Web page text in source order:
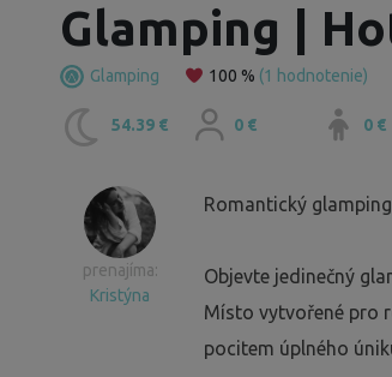
Glamping |
Glamping 100 % (1 hodnotenie)
54.39 € 0 € 0 €
prenajíma:
Kristýna
Romantický
Objevte jedinečný
Místo vytvořené pro
pocitem úplného